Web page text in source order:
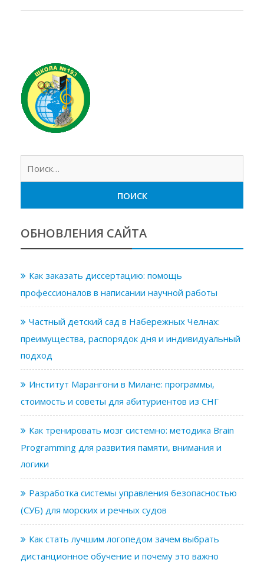
ОБНОВЛЕНИЯ САЙТА
Как заказать диссертацию: помощь
профессионалов в написании научной работы
Частный детский сад в Набережных Челнах:
преимущества, распорядок дня и индивидуальный
подход
Институт Марангони в Милане: программы,
стоимость и советы для абитуриентов из СНГ
Как тренировать мозг системно: методика Brain
Programming для развития памяти, внимания и
логики
Разработка системы управления безопасностью
(СУБ) для морских и речных судов
Как стать лучшим логопедом зачем выбрать
дистанционное обучение и почему это важно